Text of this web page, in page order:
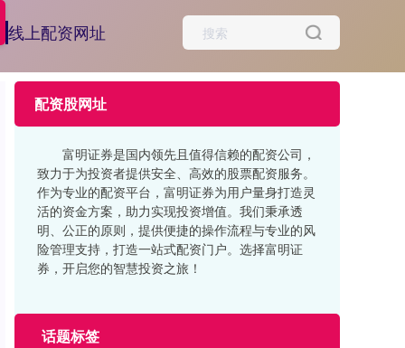
线上配资网址
配资股网址
富明证券是国内领先且值得信赖的配资公司，
致力于为投资者提供安全、高效的股票配资服务。
作为专业的配资平台，富明证券为用户量身打造灵
活的资金方案，助力实现投资增值。我们秉承透
明、公正的原则，提供便捷的操作流程与专业的风
险管理支持，打造一站式配资门户。选择富明证
券，开启您的智慧投资之旅！
话题标签